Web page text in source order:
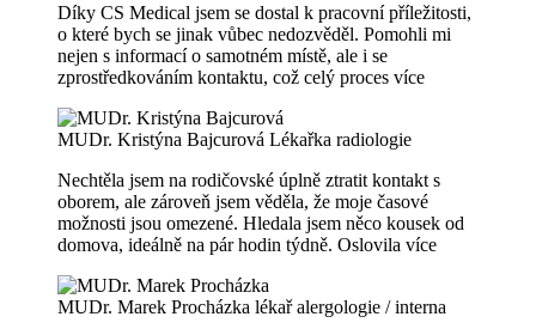
Díky CS Medical jsem se dostal k pracovní příležitosti,
o které bych se jinak vůbec nedozvěděl. Pomohli mi
nejen s informací o samotném místě, ale i se
zprostředkováním kontaktu, což celý proces více
MUDr. Kristýna Bajcurová Lékařka radiologie
Nechtěla jsem na rodičovské úplně ztratit kontakt s
oborem, ale zároveň jsem věděla, že moje časové
možnosti jsou omezené. Hledala jsem něco kousek od
domova, ideálně na pár hodin týdně. Oslovila více
MUDr. Marek Procházka lékař alergologie / interna